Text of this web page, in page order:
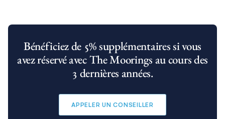
Bénéficiez de 5% supplémentaires si vous
avez réservé avec The Moorings au cours des
3 dernières années.
APPELER UN CONSEILLER